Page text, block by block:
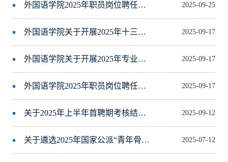
外国语学院2025年职员岗位聘任结果公示通知 2025-09-25
外国语学院关于开展2025年十三级岗位聘任工作通知 2025-09-17
外国语学院关于开展2025年专业技术职务（含工人技师）聘任工作通知 2025-09-17
外国语学院2025年职员岗位聘任日程安排 2025-09-17
关于2025年上半年首聘期考核结果及聘任意见公示的通知 2025-09-12
关于遴选2025年国家公派“青年骨干教师出国研修”（1:1配套）项目人选的通知 2025-07-12